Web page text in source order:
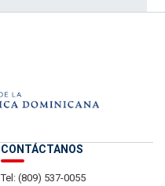
CONTÁCTANOS
Tel: (809) 537-0055